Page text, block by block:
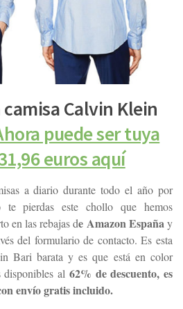
camisa Calvin Klein
puede ser tuya
euros aquí
a diario durante todo el año por
pierdas este chollo que hemos
en las rebajas de Amazon Españay
del formulario de contacto. Es esta
Bari barata y es que está en color
disponibles al 62% de descuento, es
envío gratis incluido.